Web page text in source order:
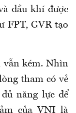
dầu khí được
FPT, GVR tạo
vẫn kém. Nhìn
tham có vẻ
năng lực để
của VNI là